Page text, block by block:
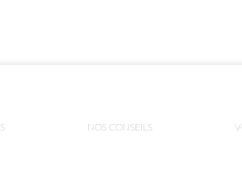
NOS CONSEILS
en garantissant la conformité avec